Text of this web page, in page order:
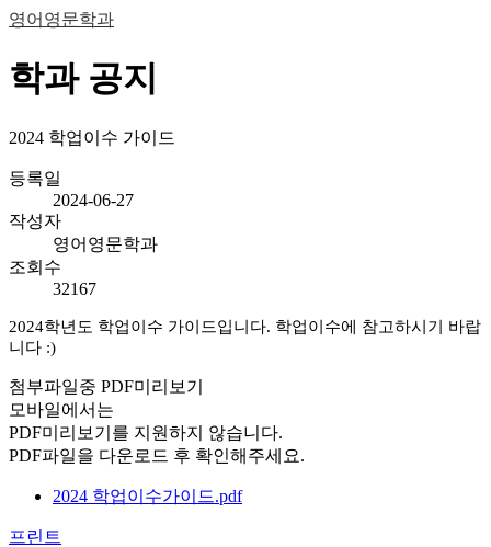
영어영문학과
학과 공지
2024 학업이수 가이드
등록일
2024-06-27
작성자
영어영문학과
조회수
32167
2024학년도 학업이수 가이드입니다. 학업이수에 참고하시기 바랍
니다 :)
첨부파일중 PDF미리보기
모바일에서는
PDF미리보기를 지원하지 않습니다.
PDF파일을 다운로드 후 확인해주세요.
2024 학업이수가이드.pdf
프린트